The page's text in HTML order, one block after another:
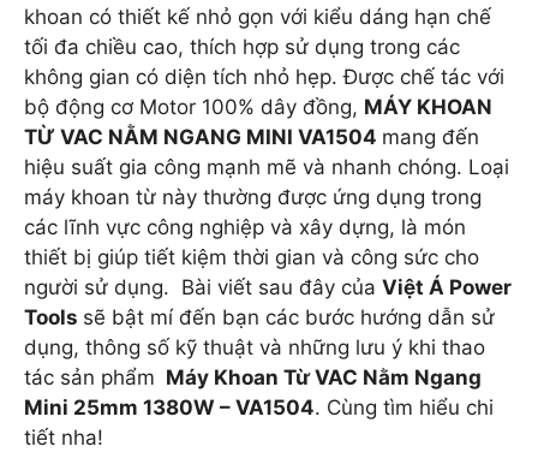
khoan có thiết kế nhỏ gọn với kiểu dáng hạn chế
tối đa chiều cao, thích hợp sử dụng trong các
không gian có diện tích nhỏ hẹp. Được chế tác với
bộ động cơ Motor 100% dây đồng, MÁY KHOAN
TỪ VAC NẰM NGANG MINI VA1504 mang đến
hiệu suất gia công mạnh mẽ và nhanh chóng. Loại
máy khoan từ này thường được ứng dụng trong
các lĩnh vực công nghiệp và xây dựng, là món
thiết bị giúp tiết kiệm thời gian và công sức cho
người sử dụng. Bài viết sau đây của Việt Á Power
Tools sẽ bật mí đến bạn các bước hướng dẫn sử
dụng, thông số kỹ thuật và những lưu ý khi thao
tác sản phẩm Máy Khoan Từ VAC Nằm Ngang
Mini 25mm 1380W – VA1504. Cùng tìm hiểu chi
tiết nha!